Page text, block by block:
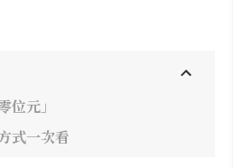
元」
式一次看